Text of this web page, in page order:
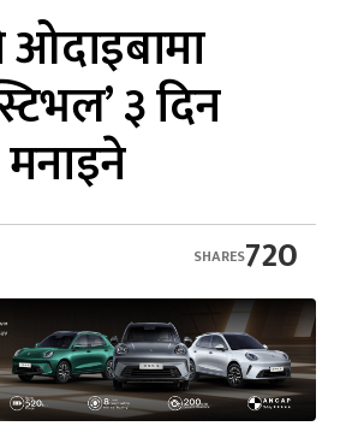
ओदाइबामा
३ दिन
720
SHARES